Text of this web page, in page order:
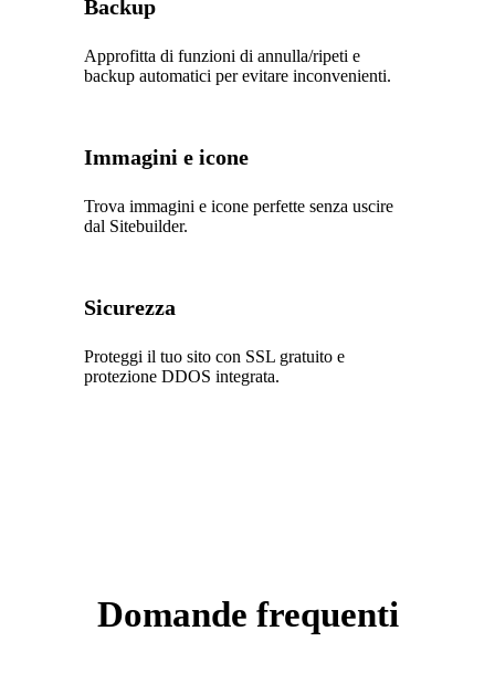
Backup
Approfitta di funzioni di annulla/ripeti e
backup automatici per evitare inconvenienti.
Immagini e icone
Trova immagini e icone perfette senza uscire
dal Sitebuilder.
Sicurezza
Proteggi il tuo sito con SSL gratuito e
protezione DDOS integrata.
Domande frequenti